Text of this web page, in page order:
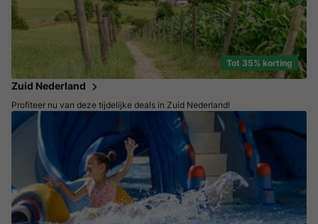
Tot 35% korting
Zuid Nederland
Profiteer nu van deze tijdelijke deals in Zuid Nederland!